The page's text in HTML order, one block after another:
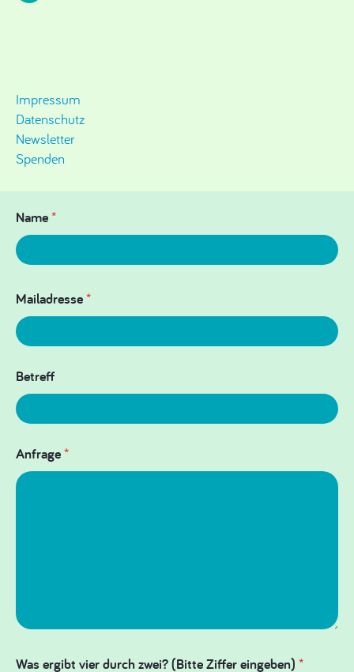
Impressum
Datenschutz
Newsletter
Spenden
Name*
Mailadresse*
Betreff
Anfrage*
Was ergibt vier durch zwei? (Bitte Ziffer eingeben) *